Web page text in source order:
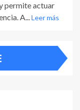
permite actuar
A...Leer más